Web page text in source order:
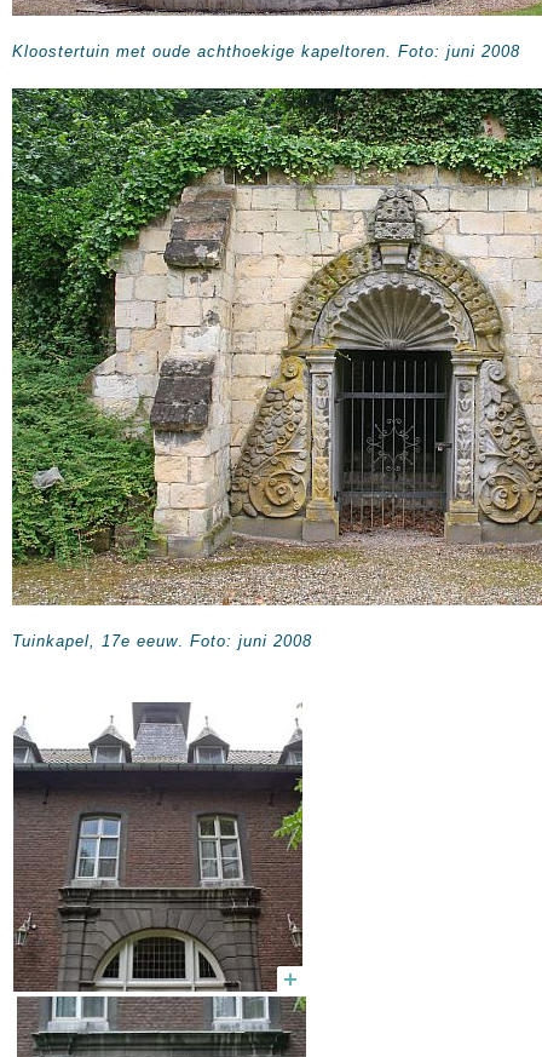
Kloostertuin met oude achthoekige kapeltoren. Foto: juni 2008
Tuinkapel, 17e eeuw. Foto: juni 2008